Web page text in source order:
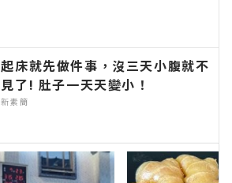
起床就先做件事，沒三天小腹就不
見了! 肚子一天天變小！
新素簡